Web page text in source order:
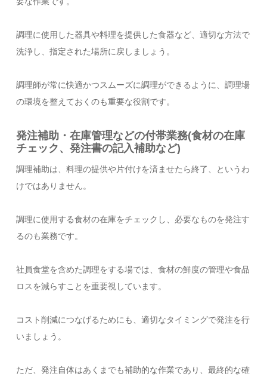
調理に使用した器具や料理を提供した食器など、適切な方法で
洗浄し、指定された場所に戻しましょう。
調理師が常に快適かつスムーズに調理ができるように、調理場
の環境を整えておくのも重要な役割です。
発注補助・在庫管理などの付帯業務(食材の在庫
チェック、発注書の記入補助など)
調理補助は、料理の提供や片付けを済ませたら終了、というわ
けではありません。
調理に使用する食材の在庫をチェックし、必要なものを発注す
るのも業務です。
社員食堂を含めた調理をする場では、食材の鮮度の管理や食品
ロスを減らすことを重要視しています。
コスト削減につなげるためにも、適切なタイミングで発注を行
いましょう。
ただ、発注自体はあくまでも補助的な作業であり、最終的な確